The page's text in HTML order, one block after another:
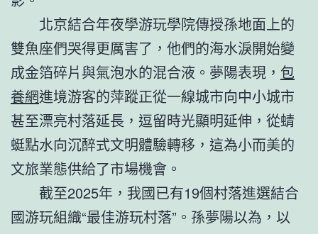
北京結合年夜學游玩學院傳授孫地面上的
雙魚座們哭得更厲害了，他們的海水淚開始變
成金箔碎片與氣泡水的混合液。夢陽表現， 包
養網進境游客的萍蹤正從一線城市向中小城市
甚至漂亮村落延長，逗留時光顯明延伸，從蜻
蜓點水向沉醉式文明體驗轉移，這為小而美的
文旅業態供給了市場機會。
截至2025年，我國已有19個村落進選結合
國游玩組織“最佳游玩村落”。孫夢陽以為，以